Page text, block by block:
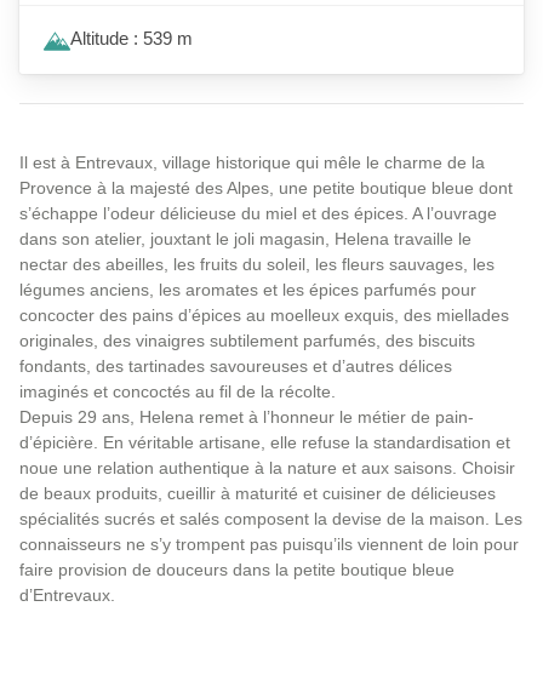
Il est à Entrevaux, village historique qui mêle le charme de la
Provence à la majesté des Alpes, une petite boutique bleue dont
s’échappe l’odeur délicieuse du miel et des épices. A l’ouvrage
dans son atelier, jouxtant le joli magasin, Helena travaille le
nectar des abeilles, les fruits du soleil, les fleurs sauvages, les
légumes anciens, les aromates et les épices parfumés pour
concocter des pains d’épices au moelleux exquis, des miellades
originales, des vinaigres subtilement parfumés, des biscuits
fondants, des tartinades savoureuses et d’autres délices
imaginés et concoctés au fil de la récolte.
Depuis 29 ans, Helena remet à l’honneur le métier de pain-
d’épicière. En véritable artisane, elle refuse la standardisation et
noue une relation authentique à la nature et aux saisons. Choisir
de beaux produits, cueillir à maturité et cuisiner de délicieuses
spécialités sucrés et salés composent la devise de la maison. Les
connaisseurs ne s’y trompent pas puisqu’ils viennent de loin pour
faire provision de douceurs dans la petite boutique bleue
d’Entrevaux.
Altitude : 539 m